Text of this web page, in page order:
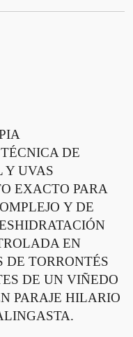
DE
Y UVAS
EXACTO PARA
Y DE
EN
DE TORRONTÉS
DE UN VIÑEDO
PARAJE HILARIO